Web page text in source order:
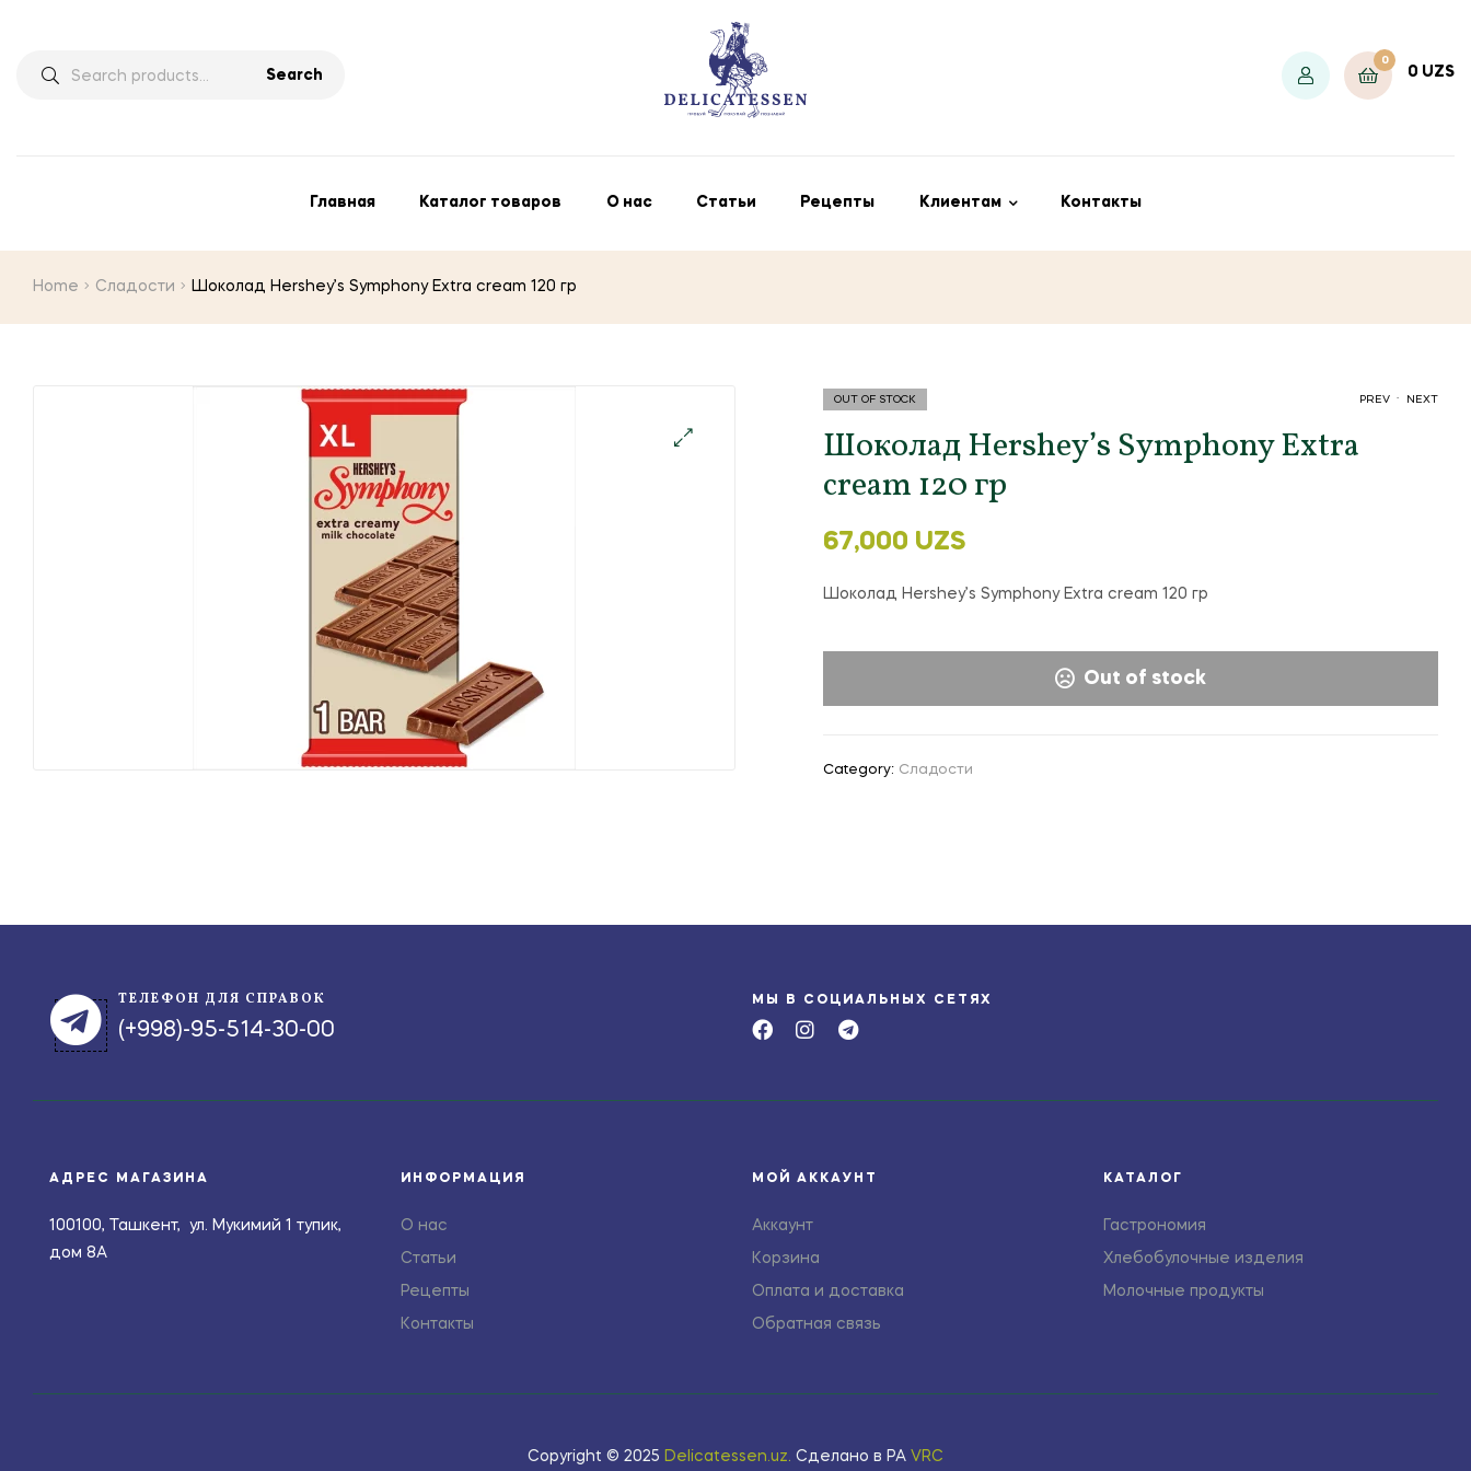
Search
0
0 UZS
Главная Каталог товаров О нас Статьи Рецепты Клиентам Контакты
Home Сладости Шоколад Hershey’s Symphony Extra cream 120 гр
PREV NEXT
OUT OF STOCK
Шоколад Hershey’s Symphony Extra
cream 120 гр
67,000 UZS
Шоколад Hershey’s Symphony Extra cream 120 гр
Out of stock
Category: Сладости
ТЕЛЕФОН ДЛЯ СПРАВОК
(+998)-95-514-30-00
МЫ В СОЦИАЛЬНЫХ СЕТЯХ
АДРЕС МАГАЗИНА
100100, Ташкент, ул. Мукимий 1 тупик,
дом 8А
ИНФОРМАЦИЯ
О нас
Статьи
Рецепты
Контакты
МОЙ АККАУНТ
Аккаунт
Корзина
Оплата и доставка
Обратная связь
КАТАЛОГ
Гастрономия
Хлебобулочные изделия
Молочные продукты
Copyright © 2025 Delicatessen.uz. Сделано в РА VRC